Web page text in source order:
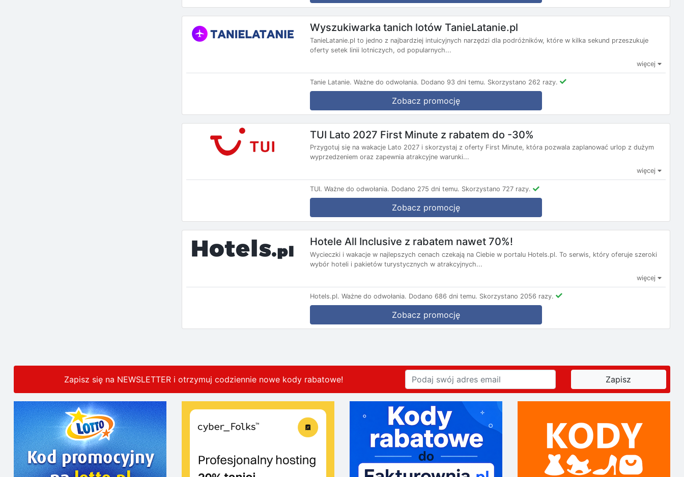
Wyszukiwarka tanich lotów TanieLatanie.pl
TanieLatanie.pl to jedno z najbardziej intuicyjnych narzędzi dla podróżników, które w kilka sekund przeszukuje
oferty setek linii lotniczych, od popularnych...
więcej
Tanie Latanie. Ważne do odwołania. Dodano 93 dni temu. Skorzystano 262 razy.
Zobacz promocję
TUI Lato 2027 First Minute z rabatem do -30%
Przygotuj się na wakacje Lato 2027 i skorzystaj z oferty First Minute, która pozwala zaplanować urlop z dużym
wyprzedzeniem oraz zapewnia atrakcyjne warunki...
więcej
TUI. Ważne do odwołania. Dodano 275 dni temu. Skorzystano 727 razy.
Zobacz promocję
Hotele All Inclusive z rabatem nawet 70%!
Wycieczki i wakacje w najlepszych cenach czekają na Ciebie w portalu Hotels.pl. To serwis, który oferuje szeroki
wybór hoteli i pakietów turystycznych w atrakcyjnych...
więcej
Hotels.pl. Ważne do odwołania. Dodano 686 dni temu. Skorzystano 2056 razy.
Zobacz promocję
Zapisz się na NEWSLETTER i otrzymuj codziennie nowe kody rabatowe!